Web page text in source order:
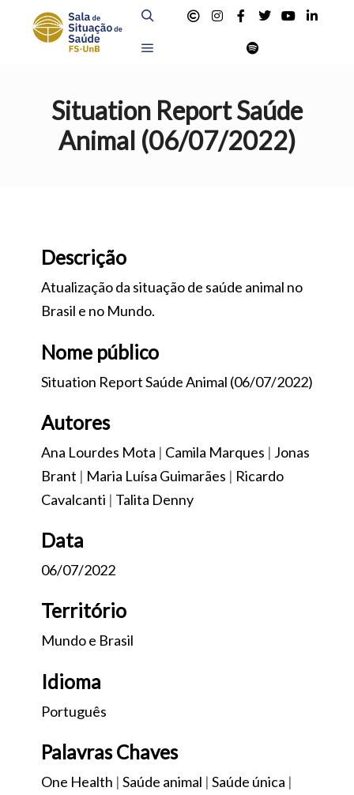
Situation Report Saúde
Animal (06/07/2022)
Descrição
Atualização da situação de saúde animal no
Brasil e no Mundo.
Nome público
Situation Report Saúde Animal (06/07/2022)
Autores
Ana Lourdes Mota | Camila Marques | Jonas
Brant | Maria Luísa Guimarães | Ricardo
Cavalcanti | Talita Denny
Data
06/07/2022
Território
Mundo e Brasil
Idioma
Português
Palavras Chaves
One Health | Saúde animal | Saúde única |